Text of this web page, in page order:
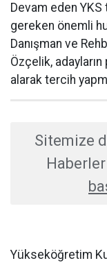
Devam eden
gereken önemli
Danışman ve
Özçelik, adayların
alarak tercih
Sitemize
Haberler
Yükseköğretim